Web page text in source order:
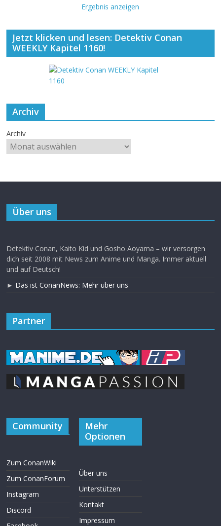
Ergebnis anzeigen
Jetzt klicken und lesen: Detektiv Conan
WEEKLY Kapitel 1160!
Archiv
Archiv
Über uns
Detektiv Conan, Kaito Kid und Gosho Aoyama – wir versorgen
dich seit 2008 mit News zum Anime und Manga. Immer aktuell
und auf Deutsch!
► Das ist ConanNews: Mehr über uns
Partner
Community
Zum ConanWiki
Zum ConanForum
Instagram
Discord
Mehr
Optionen
Über uns
Unterstützen
Kontakt
Impressum